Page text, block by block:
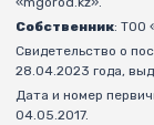
Собственник: ТОО
Свидетельство о
28.04.2023 года,
Дата и номер
04.05.2017.